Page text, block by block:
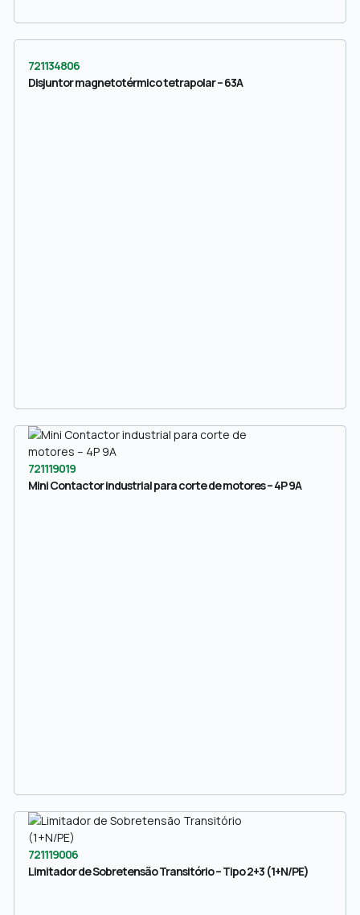
721134806
Disjuntor magnetotérmico tetrapolar – 63A
721119019
Mini Contactor industrial para corte de motores – 4P 9A
721119006
Limitador de Sobretensão Transitório – Tipo 2+3 (1+N/PE)